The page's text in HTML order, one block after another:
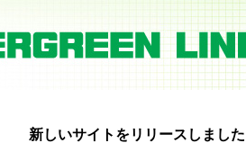
新しいサイトをリリースしまし